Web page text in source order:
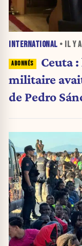
INTERNATIONAL • IL Y A
Ceuta
militaire
de Pedro